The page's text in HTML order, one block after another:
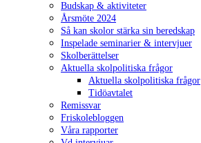
Budskap & aktiviteter
Årsmöte 2024
Så kan skolor stärka sin beredskap
Inspelade seminarier & intervjuer
Skolberättelser
Aktuella skolpolitiska frågor
Aktuella skolpolitiska frågor
Tidöavtalet
Remissvar
Friskolebloggen
Våra rapporter